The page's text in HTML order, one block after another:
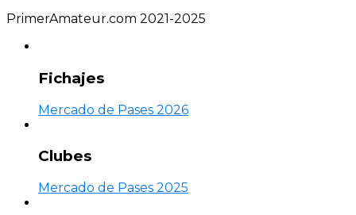
PrimerAmateur.com 2021-2025
Fichajes
Mercado de Pases 2026
Clubes
Mercado de Pases 2025